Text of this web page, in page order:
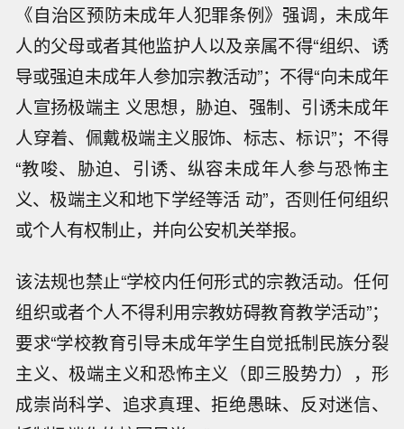
《自治区预防未成年人犯罪条例》强调，未成年
人的父母或者其他监护人以及亲属不得“组织、诱
导或强迫未成年人参加宗教活动”；不得“向未成年
人宣扬极端主 义思想，胁迫、强制、引诱未成年
人穿着、佩戴极端主义服饰、标志、标识”；不得
“教唆、胁迫、引诱、纵容未成年人参与恐怖主
义、极端主义和地下学经等活 动”，否则任何组织
或个人有权制止，并向公安机关举报。
该法规也禁止“学校内任何形式的宗教活动。任何
组织或者个人不得利用宗教妨碍教育教学活动”；
要求“学校教育引导未成年学生自觉抵制民族分裂
主义、极端主义和恐怖主义（即三股势力），形
成崇尚科学、追求真理、拒绝愚昧、反对迷信、